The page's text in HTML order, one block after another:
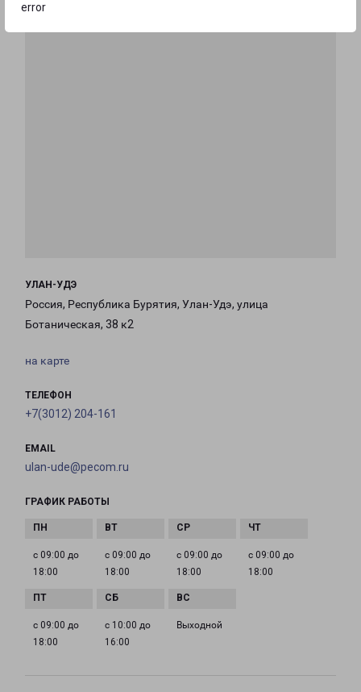
error
УЛАН-УДЭ
Россия, Республика Бурятия, Улан-Удэ, улица
Ботаническая, 38 к2
на карте
ТЕЛЕФОН
+7(3012) 204-161
EMAIL
ulan-ude@pecom.ru
ГРАФИК РАБОТЫ
с 09:00 до
18:00
с 09:00 до
18:00
с 09:00 до
18:00
с 09:00 до
18:00
с 09:00 до
18:00
с 10:00 до
16:00
Выходной